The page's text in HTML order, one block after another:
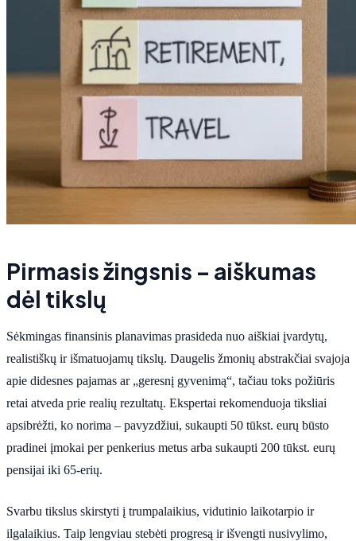
Pirmasis žingsnis – aiškumas
dėl tikslų
Sėkmingas finansinis planavimas prasideda nuo aiškiai įvardytų,
realistiškų ir išmatuojamų tikslų. Daugelis žmonių abstrakčiai svajoja
apie didesnes pajamas ar „geresnį gyvenimą“, tačiau toks požiūris
retai atveda prie realių rezultatų. Ekspertai rekomenduoja tiksliai
apsibrėžti, ko norima – pavyzdžiui, sukaupti 50 tūkst. eurų būsto
pradinei įmokai per penkerius metus arba sukaupti 200 tūkst. eurų
pensijai iki 65-erių.
Svarbu tikslus skirstyti į trumpalaikius, vidutinio laikotarpio ir
ilgalaikius. Taip lengviau stebėti progresą ir išvengti nusivylimo,